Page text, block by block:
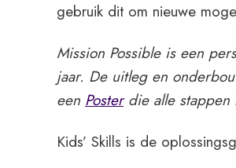
gebruik dit om nieuwe
Mission Possible is een
jaar. De uitleg en
een Posterdie alle stappen
Kids’ Skills is de